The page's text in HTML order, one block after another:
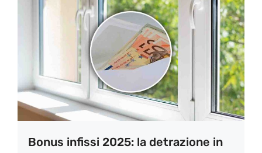
Bonus infissi 2025: la detrazione in